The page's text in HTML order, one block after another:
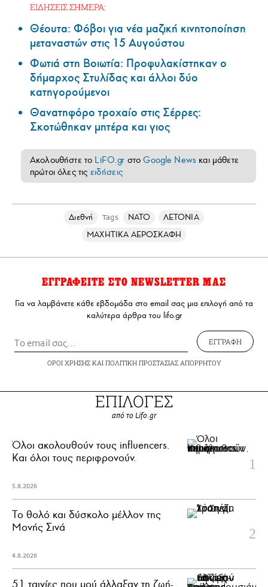
ΕΙΔΗΣΕΙΣ ΣΗΜΕΡΑ:
Θέουτα: Φόβοι για νέα μαζική κινητοποίηση
μεταναστών στις 15 Αυγούστου
Φωτιά στη Βοιωτία: Προφυλακίστηκαν ο
δήμαρχος Στυλίδας και άλλοι δύο
κατηγορούμενοι
Θανατηφόρο τροχαίο στις Σέρρες:
Σκοτώθηκαν μητέρα και γιος
Ακολουθήστε το LiFO.gr στοGoogle News και μάθετε
πρώτοι όλες τις ειδήσεις
Διεθνή Tags ΝΑΤΟ
ΛΕΤΟΝΙΑ
ΜΑΧΗΤΙΚΑ ΑΕΡΟΣΚΑΦΗ
ΕΓΓΡΑΦΕΙΤΕ ΣΤΟ NEWSLETTER ΜΑΣ
Για να λαμβάνετε κάθε εβδομάδα στο email σας μια επιλογή από τα
καλύτερα άρθρα του lifo.gr
ΕΓΓΡΑΦΗ
ΟΡΟΙ ΧΡΗΣΗΣΚΑΙ ΠΟΛΙΤΙΚΗ ΠΡΟΣΤΑΣΙΑΣ ΑΠΟΡΡΗΤΟΥ
ΕΠΙΛΟΓΕΣ
από το Lifo.gr
Όλοι ακολουθούν τους influencers.
Και όλοι τους περιφρονούν.
5.8.2026
Το θολό και δύσκολο μέλλον της
Μονής Σινά
4.8.2026
51 ταινίες που μού άλλαξαν τη ζωή-